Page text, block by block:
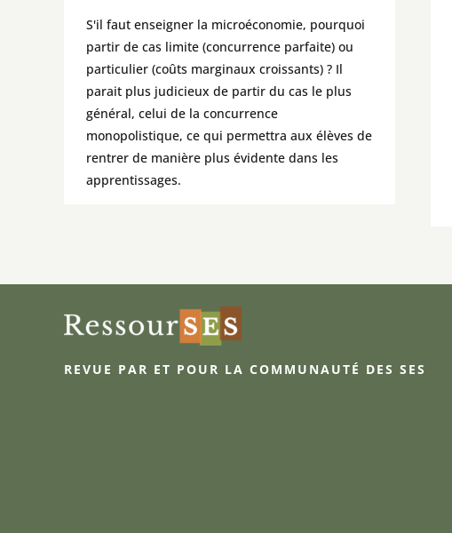
S'il faut enseigner la microéconomie, pourquoi
partir de cas limite (concurrence parfaite) ou
particulier (coûts marginaux croissants) ? Il
parait plus judicieux de partir du cas le plus
général, celui de la concurrence
monopolistique, ce qui permettra aux élèves de
rentrer de manière plus évidente dans les
apprentissages.
REVUE PAR ET POUR LA COMMUNAUTÉ DES SES